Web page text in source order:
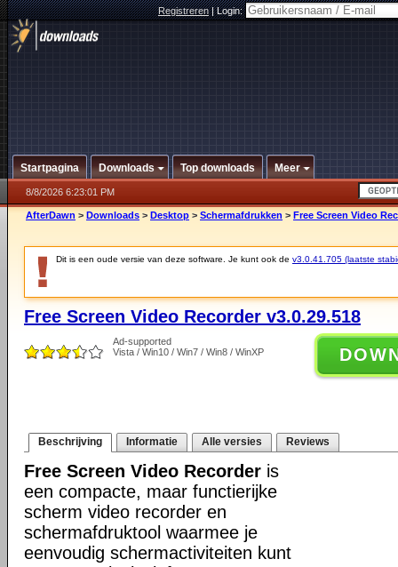
Registreren|Login:
Startpagina Downloads Top downloads Meer
8/8/2026 6:23:01 PM
AfterDawn > Downloads > Desktop > Schermafdrukken > Free Screen Video
Dit is een oude versie van deze software. Je kunt ook de v3.0.41.705 (laatste
Free Screen Video Recorder v3.0.29.518
Ad-supported
Vista / Win10 / Win7 / Win8 / WinXP
Beschrijving Informatie Alle versies Reviews
Free Screen Video Recorder is
een compacte, maar functierijke
scherm video recorder en
schermafdruktool waarmee je
eenvoudig schermactiviteiten kunt